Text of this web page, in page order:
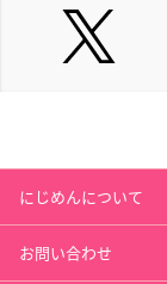
にじめんについて
お問い合わせ